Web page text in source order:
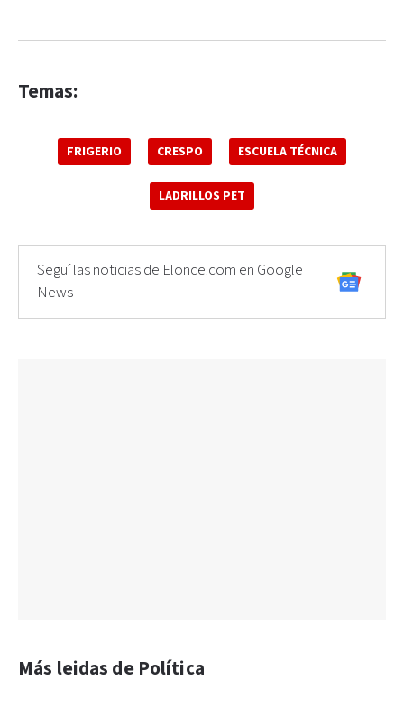
Temas:
FRIGERIO CRESPO ESCUELA TÉCNICA
LADRILLOS PET
Seguí las noticias de Elonce.com en Google
News
Más leidas de Política